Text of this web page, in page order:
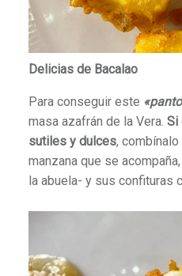
Delicias de Bacalao
Para conseguir este
masa azafrán de la Vera. Si
sutiles y dulces,
manzana que se
la abuela- y sus confituras